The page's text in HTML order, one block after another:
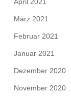
April 2021
März 2021
Februar 2021
Januar 2021
Dezember 2020
November 2020